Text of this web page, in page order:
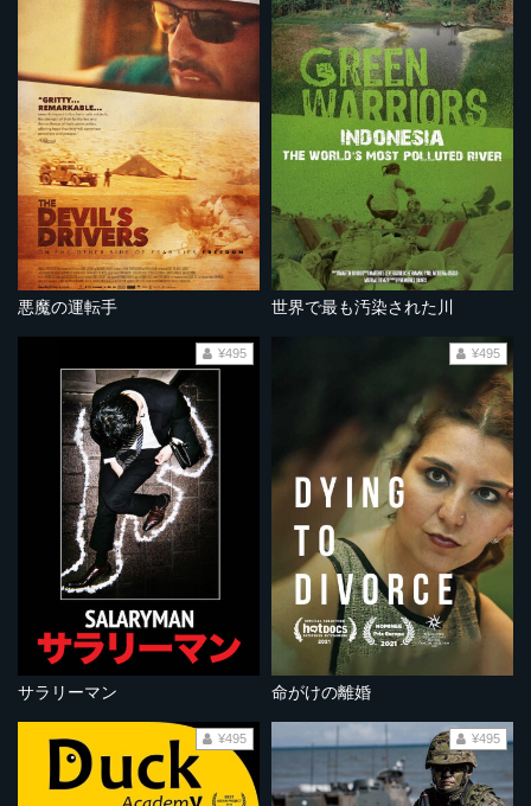
悪魔の運転手 世界で最も汚染された川
サラリーマン
¥495
命がけの離婚
¥495
¥495 ¥495